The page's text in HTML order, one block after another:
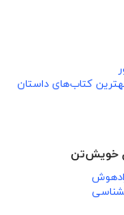
بهترین کتاب‌های داستان
خویش‌تن